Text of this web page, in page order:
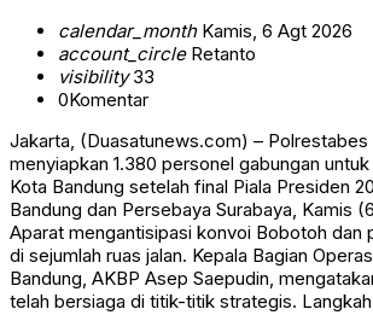
calendar_monthKamis, 6 Agt 2026
account_circleRetanto
visibility33
0Komentar
Jakarta, (Duasatunews.com) – Polrestabes
menyiapkan 1.380 personel gabungan
Kota Bandung setelah final Piala Presiden
Bandung dan Persebaya Surabaya, Kamis
Aparat mengantisipasi konvoi Bobotoh dan
di sejumlah ruas jalan. Kepala Bagian
Bandung, AKBP Asep Saepudin,
telah bersiaga di titik-titik strategis.